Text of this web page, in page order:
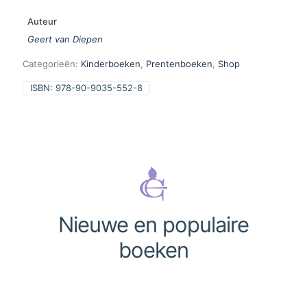
Auteur
Geert van Diepen
Categorieën: Kinderboeken Prentenboeken Shop
ISBN: 978-90-9035-552-8
Nieuwe en populaire
boeken